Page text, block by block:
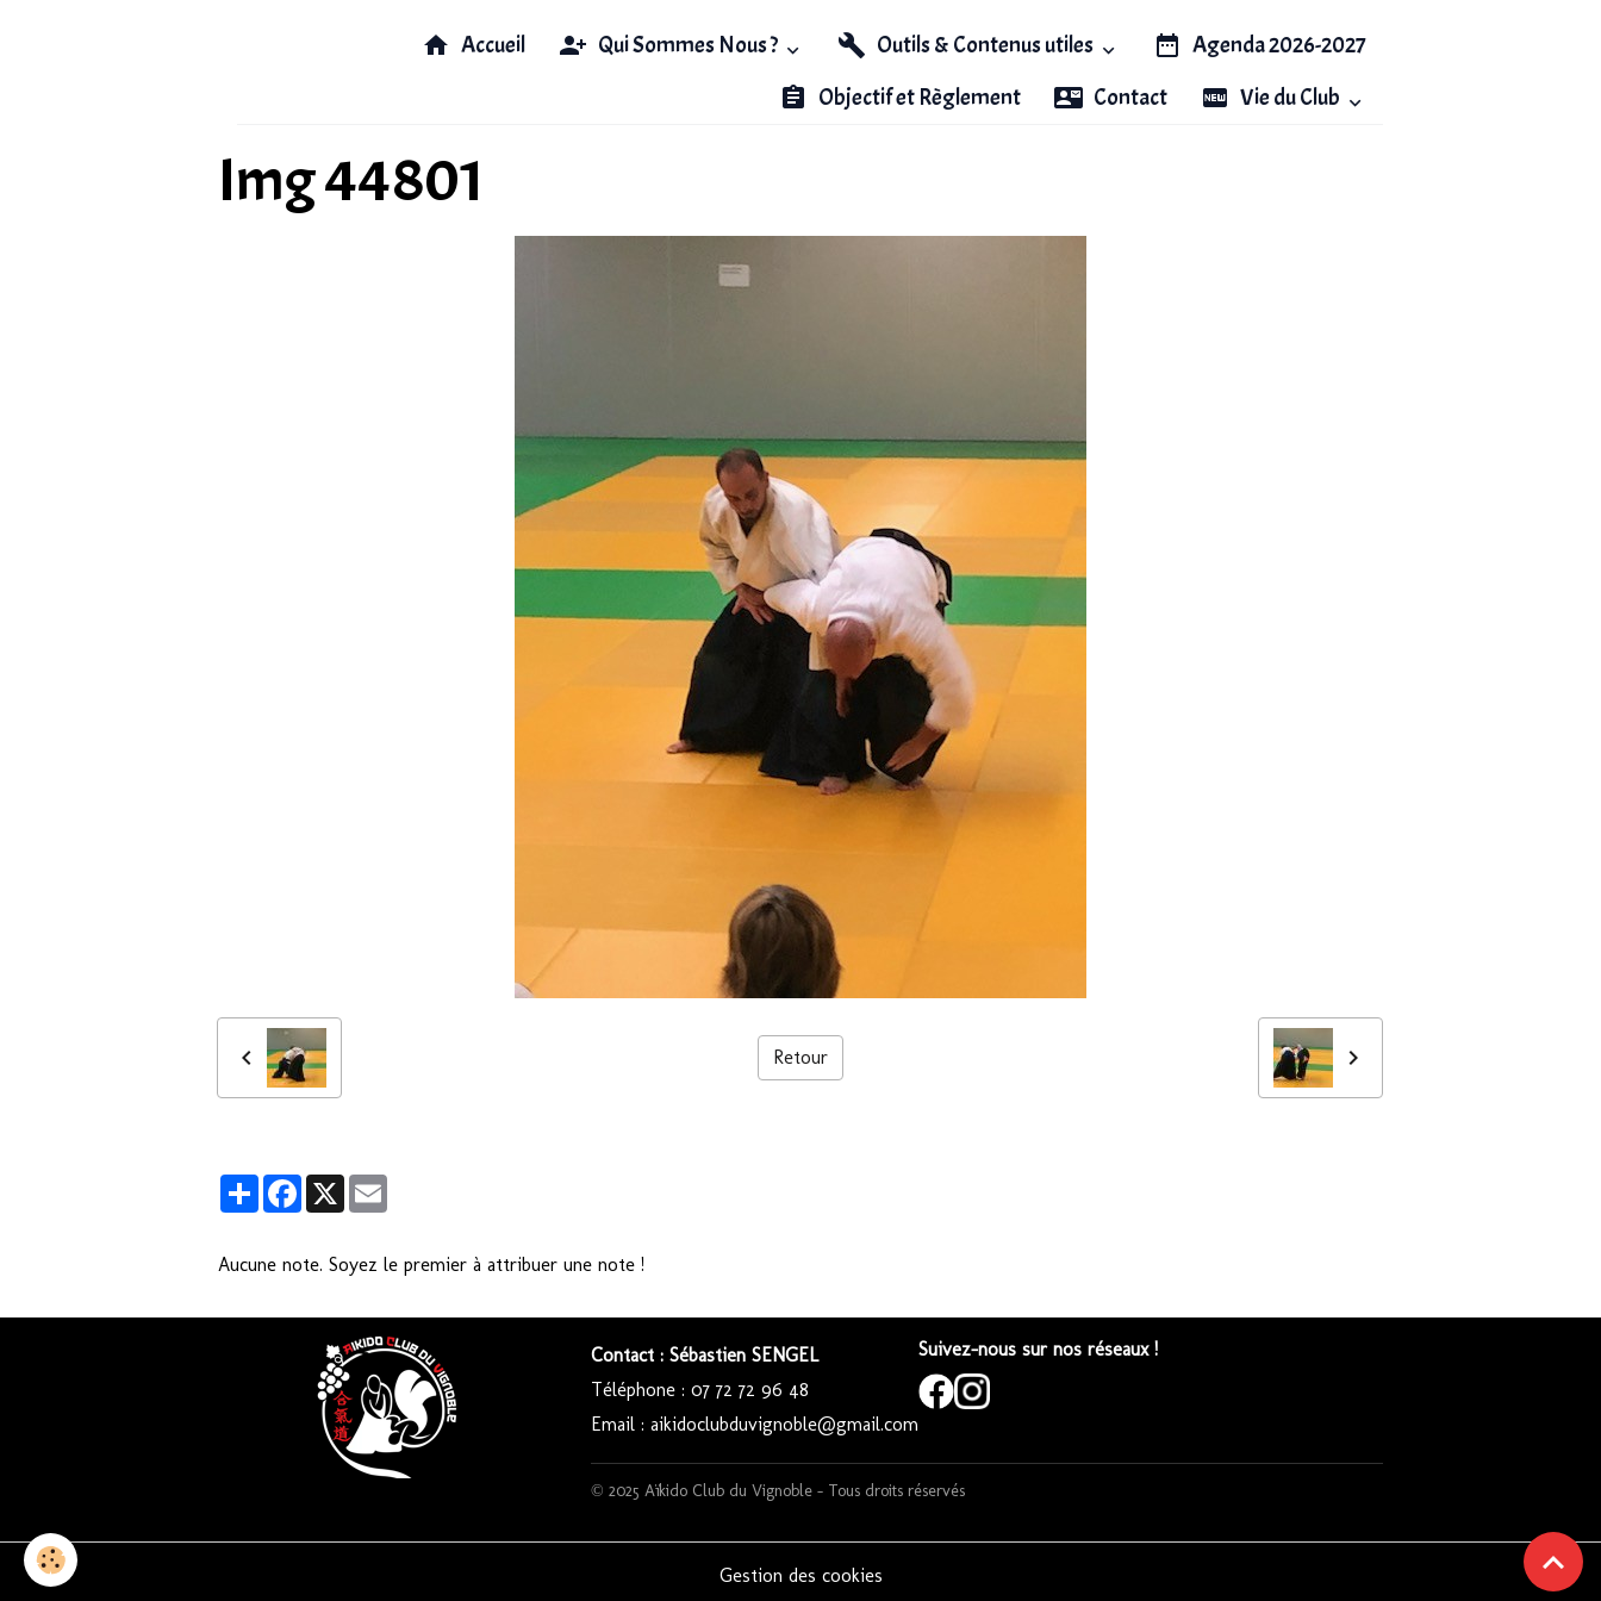
Accueil Qui Sommes Nous ? Outils & Contenus utiles
Agenda 2026-2027
Objectif et Règlement
Contact Vie du Club
Img 44801
Retour
PartagerFacebook
X
Aucune note. Soyez le premier à attribuer une note !
Contact : Sébastien SENGEL
Téléphone : 07 72 72 96 48
Email : aikidoclubduvignoble@gmail.com
Suivez-nous sur nos réseaux !
© 2025 Aïkido Club du Vignoble – Tous droits réservés
Gestion des cookies